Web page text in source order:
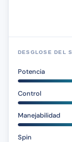
DESGLOSE DEL
Potencia
Control
Manejabilidad
Spin